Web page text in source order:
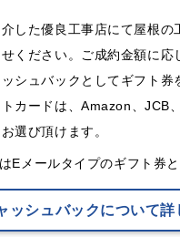
した優良工事店にて屋根の
ください。ご成約金額に応
シュバックとしてギフト券
トカードは、Amazon、JCB
選び頂けます。
Eメールタイプのギフト券と
ッシュバックについて詳